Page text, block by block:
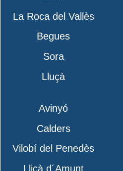
La Roca del Vallès
Begues
Sora
Lluçà
Avinyó
Calders
Vilobí del Penedès
Lliçà d´Amunt